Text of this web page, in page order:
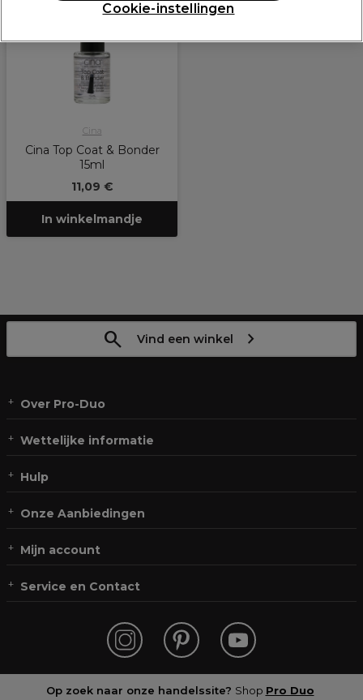
Cina
Cina Top Coat & Bonder
15ml
11,09 €
In winkelmandje
Vind een winkel
Over Pro-Duo
Wettelijke informatie
Hulp
Onze Aanbiedingen
Mijn account
Service en Contact
Op zoek naar onze handelssite? Shop Pro Duo
Cookie-instellingen